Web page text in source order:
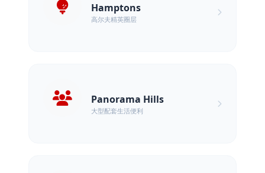
Hamptons
高尔夫精英圈层
Panorama Hills
大型配套生活便利